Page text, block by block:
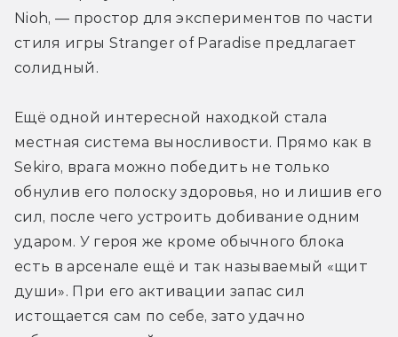
Nioh, — простор для экспериментов по части
стиля игры Stranger of Paradise предлагает
солидный.
Ещё одной интересной находкой стала
местная система выносливости. Прямо как в
Sekiro, врага можно победить не только
обнулив его полоску здоровья, но и лишив его
сил, после чего устроить добивание одним
ударом. У героя же кроме обычного блока
есть в арсенале ещё и так называемый «щит
души». При его активации запас сил
истощается сам по себе, зато удачно